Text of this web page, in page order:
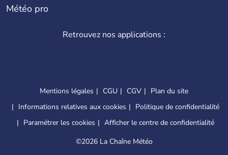
Météo pro
Retrouvez nos applications :
Mentions légales CGU CGV
Plan du site
Informations relatives aux cookies
Politique de confidentialité
Paramétrer les cookies
Afficher le centre de confidentialité
©2026 La Chaîne Météo